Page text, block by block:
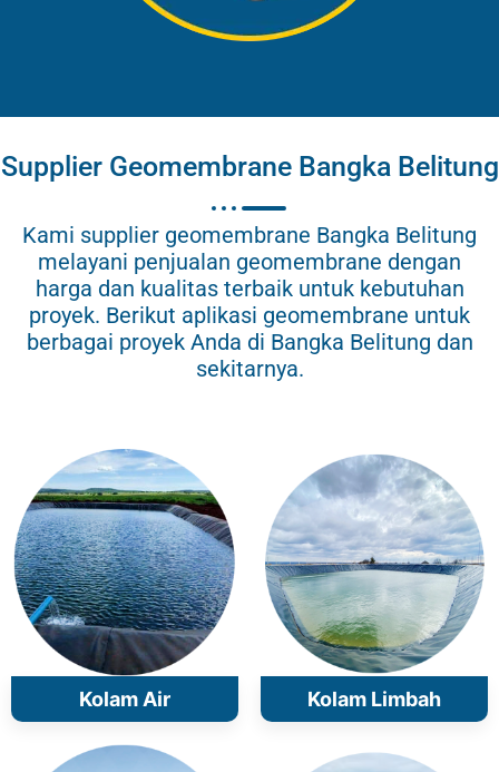
Supplier Geomembrane Bangka Belitung
Kami supplier geomembrane Bangka Belitung
melayani penjualan geomembrane dengan
harga dan kualitas terbaik untuk kebutuhan
proyek. Berikut aplikasi geomembrane untuk
berbagai proyek Anda di Bangka Belitung dan
sekitarnya.
Kolam Air Kolam Limbah